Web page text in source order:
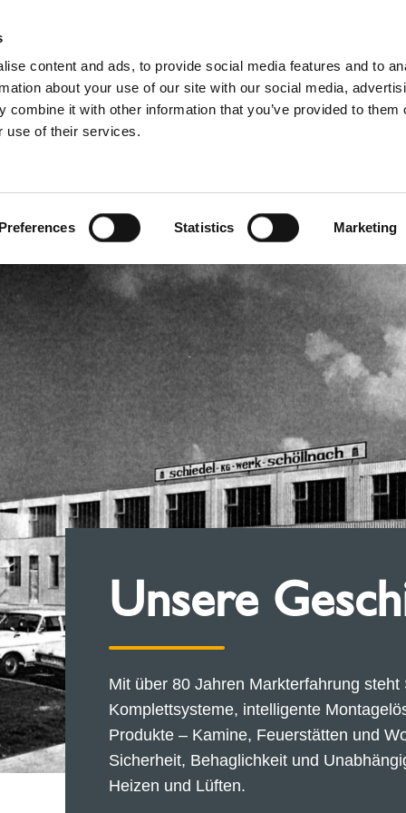
content and ads, to provide social media features and to
about your use of our site with our social media,
combine it with other information that you’ve provided to them
use of their services.
Preferences Statistics Marketing
Deutschland
Lettland
Rumänien
Slowakei
Ungarn
Für Profis
Unsere
Mit über 80 Jahren Markterfahrung
Komplettsysteme, intelligente
Produkte – Kamine, Feuerstätten und
Sicherheit, Behaglichkeit und
Heizen und Lüften.